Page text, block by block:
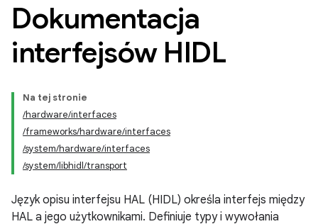
Dokumentacja
interfejsów HIDL
Na tej stronie
/hardware/interfaces
/frameworks/hardware/interfaces
/system/hardware/interfaces
/system/libhidl/transport
Język opisu interfejsu HAL (HIDL) określa interfejs między
HAL a jego użytkownikami. Definiuje typy i wywołania